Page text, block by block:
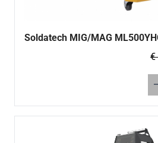
Soldatech MIG/MAG
€